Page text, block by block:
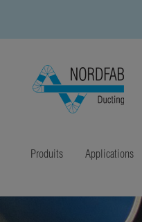
Produits Applications